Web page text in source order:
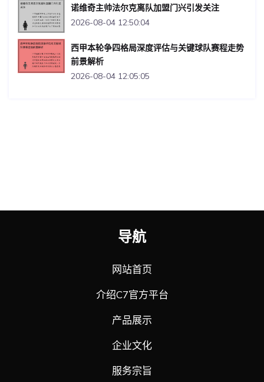
诺维奇主帅法尔克离队加盟门兴引发关注
2026-08-04 12:50:04
西甲本轮争四格局深度评估与关键球队赛程走势
前景解析
2026-08-04 12:05:05
导航
网站首页
介绍C7官方平台
产品展示
企业文化
服务宗旨